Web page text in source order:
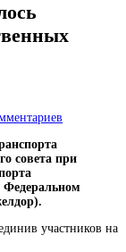
совета при
Федеральном
участников на